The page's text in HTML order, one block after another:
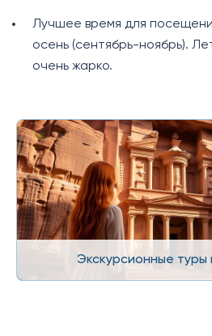
Лучшее время для
осень (сентябрь-ноябрь).
очень жарко.
Экскурсионные